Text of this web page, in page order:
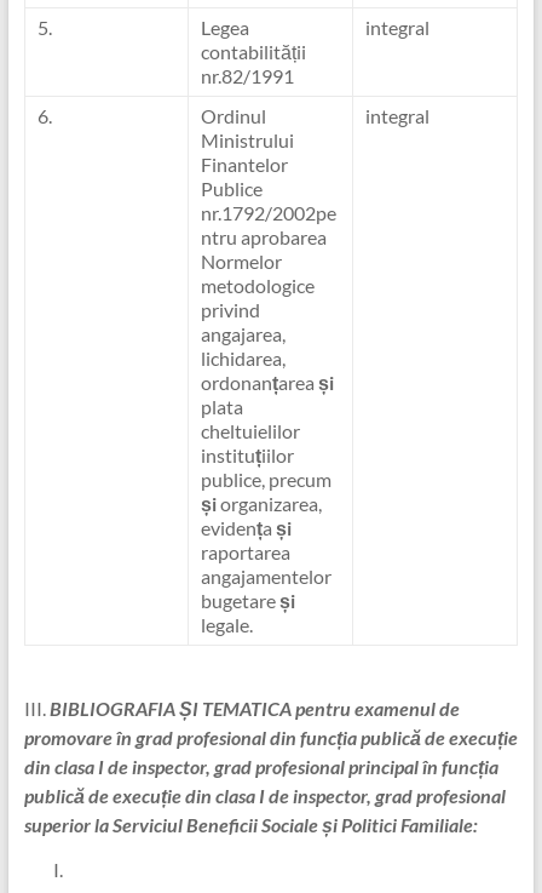
5.
Legea
contabilității
nr.82/1991
integral
6.
Ordinul
Ministrului
Finantelor
Publice
nr.1792/2002pe
ntru aprobarea
Normelor
metodologice
privind
angajarea,
lichidarea,
ordonanțarea și
plata
cheltuielilor
instituțiilor
publice, precum
șiorganizarea,
evidența și
raportarea
angajamentelor
bugetareși
legale.
integral
III. BIBLIOGRAFIA ȘI TEMATICApentru examenul de
promovare în grad profesional din funcția publică de execuție
din clasa I de inspector, grad profesional principal în funcția
publică de execuție din clasa I de inspector, grad profesional
superior la Serviciul Beneficii Sociale și Politici Familiale: